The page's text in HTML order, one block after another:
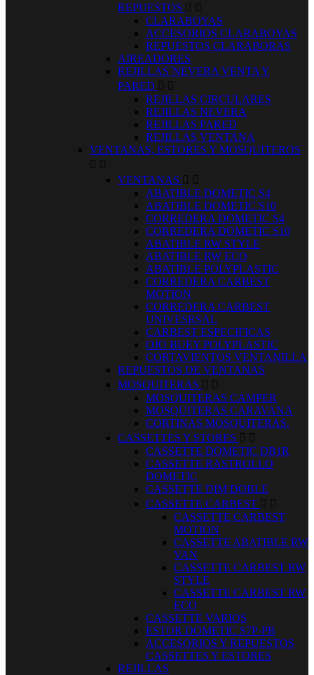
REPUESTOS  
CLARABOYAS
ACCESORIOS CLARABOYAS
REPUESTOS CLARABORAS
AIREADORES
REJILLAS´NEVERA VENTA Y
PARED  
REJILLAS CIRCULARES
REJILLAS NEVERA
REJILLAS PARED
REJILLAS VENTANA
VENTANAS, ESTORES Y MOSQUITEROS
 
VENTANAS  
ABATIBLE DOMETIC S4
ABATIBLE DOMETIC S10
CORREDERA DOMETIC S4
CORREDERA DOMETIC S10
ABATIBLE RW STYLE
ABATIBLE RW ECO
ABATIBLE POLYPLASTIC
CORREDERA CARBEST
MOTION
CORREDERA CARBEST
UNIVESRSAL
CARBEST ESPECIFICAS
OJO BUEY POLYPLASTIC
CORTAVIENTOS VENTANILLA
REPUESTOS DE VENTANAS
MOSQUITERAS  
MOSQUITERAS CAMPER
MOSQUITERAS CARAVANA
CORTINAS MOSQUITERAS.
CASSETTES Y STORES  
CASSETTE DOMETIC DB1R
CASSETTE RASTROLLO
DOMETIC
CASSETTE DIM DOBLE
CASSETTE CARBEST  
CASSETTE CARBEST
MOTION
CASSETTE ABATIBLE RW
VAN
CASSETTE CARBEST RW
STYLE
CASSETTE CARBEST RW
ECO
CASSETTE VARIOS
ESTOR DOMETIC S7P-PB
ACCESORIOS Y REPUESTOS
CASSETTES Y ESTORES
REJILLAS